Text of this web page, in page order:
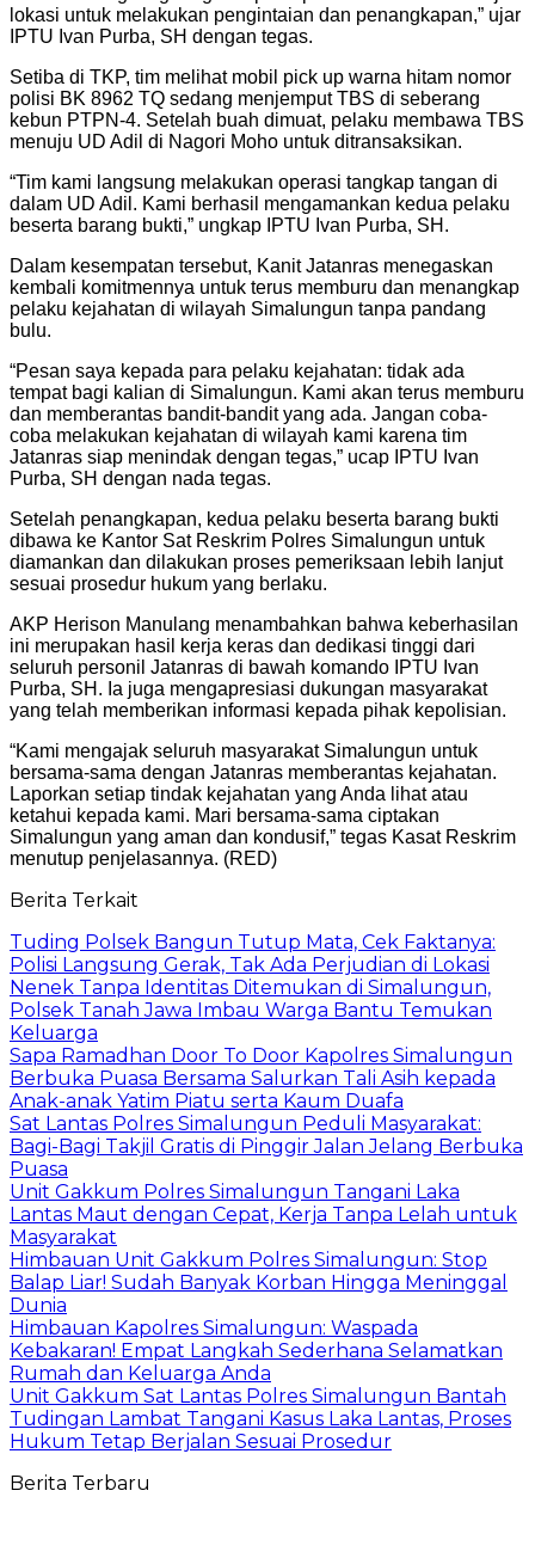
lokasi untuk melakukan pengintaian dan penangkapan,” ujar
IPTU Ivan Purba, SH dengan tegas.
Setiba di TKP, tim melihat mobil pick up warna hitam nomor
polisi BK 8962 TQ sedang menjemput TBS di seberang
kebun PTPN-4. Setelah buah dimuat, pelaku membawa TBS
menuju UD Adil di Nagori Moho untuk ditransaksikan.
“Tim kami langsung melakukan operasi tangkap tangan di
dalam UD Adil. Kami berhasil mengamankan kedua pelaku
beserta barang bukti,” ungkap IPTU Ivan Purba, SH.
Dalam kesempatan tersebut, Kanit Jatanras menegaskan
kembali komitmennya untuk terus memburu dan menangkap
pelaku kejahatan di wilayah Simalungun tanpa pandang
bulu.
“Pesan saya kepada para pelaku kejahatan: tidak ada
tempat bagi kalian di Simalungun. Kami akan terus memburu
dan memberantas bandit-bandit yang ada. Jangan coba-
coba melakukan kejahatan di wilayah kami karena tim
Jatanras siap menindak dengan tegas,” ucap IPTU Ivan
Purba, SH dengan nada tegas.
Setelah penangkapan, kedua pelaku beserta barang bukti
dibawa ke Kantor Sat Reskrim Polres Simalungun untuk
diamankan dan dilakukan proses pemeriksaan lebih lanjut
sesuai prosedur hukum yang berlaku.
AKP Herison Manulang menambahkan bahwa keberhasilan
ini merupakan hasil kerja keras dan dedikasi tinggi dari
seluruh personil Jatanras di bawah komando IPTU Ivan
Purba, SH. Ia juga mengapresiasi dukungan masyarakat
yang telah memberikan informasi kepada pihak kepolisian.
“Kami mengajak seluruh masyarakat Simalungun untuk
bersama-sama dengan Jatanras memberantas kejahatan.
Laporkan setiap tindak kejahatan yang Anda lihat atau
ketahui kepada kami. Mari bersama-sama ciptakan
Simalungun yang aman dan kondusif,” tegas Kasat Reskrim
menutup penjelasannya. (RED)
Berita Terkait
Tuding Polsek Bangun Tutup Mata, Cek Faktanya:
Polisi Langsung Gerak, Tak Ada Perjudian di Lokasi
Nenek Tanpa Identitas Ditemukan di Simalungun,
Polsek Tanah Jawa Imbau Warga Bantu Temukan
Keluarga
Sapa Ramadhan Door To Door Kapolres Simalungun
Berbuka Puasa Bersama Salurkan Tali Asih kepada
Anak-anak Yatim Piatu serta Kaum Duafa
Sat Lantas Polres Simalungun Peduli Masyarakat:
Bagi-Bagi Takjil Gratis di Pinggir Jalan Jelang Berbuka
Puasa
Unit Gakkum Polres Simalungun Tangani Laka
Lantas Maut dengan Cepat, Kerja Tanpa Lelah untuk
Masyarakat
Himbauan Unit Gakkum Polres Simalungun: Stop
Balap Liar! Sudah Banyak Korban Hingga Meninggal
Dunia
Himbauan Kapolres Simalungun: Waspada
Kebakaran! Empat Langkah Sederhana Selamatkan
Rumah dan Keluarga Anda
Unit Gakkum Sat Lantas Polres Simalungun Bantah
Tudingan Lambat Tangani Kasus Laka Lantas, Proses
Hukum Tetap Berjalan Sesuai Prosedur
Berita Terbaru